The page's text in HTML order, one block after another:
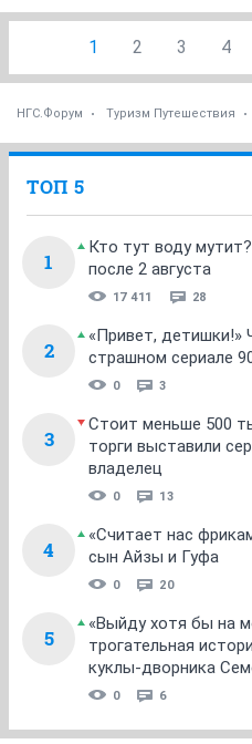
1 2 3 4
НГС.Форум Туризм Путешествия
ТОП 5
1
Кто тут воду
после 2 августа
17 411 28
2
«Привет, детишки!»
страшном сериале
0 3
3
Стоит меньше 500
торги выставили
владелец
0 13
4
«Считает нас
сын Айзы и Гуфа
0 20
5
«Выйду хотя бы на
трогательная
куклы-дворника
0 6